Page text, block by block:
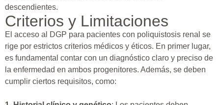
descendientes.
Criterios y Limitaciones
El acceso al DGP para pacientes con poliquistosis renal se
rige por estrictos criterios médicos y éticos. En primer lugar,
es fundamental contar con un diagnóstico claro y preciso de
la enfermedad en ambos progenitores. Además, se deben
cumplir ciertos requisitos, como: